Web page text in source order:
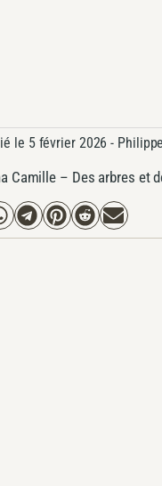
le 5 février 2026 -
Camille – Des arbres et